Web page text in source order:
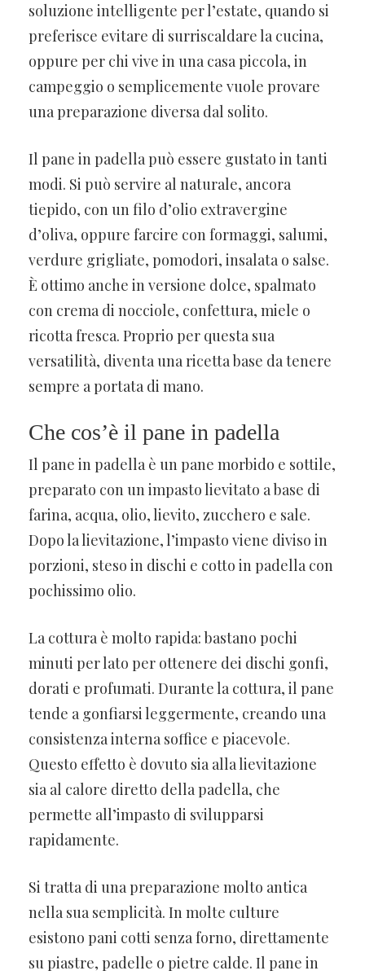
soluzione intelligente per l’estate, quando si
preferisce evitare di surriscaldare la cucina,
oppure per chi vive in una casa piccola, in
campeggio o semplicemente vuole provare
una preparazione diversa dal solito.
Il pane in padella può essere gustato in tanti
modi. Si può servire al naturale, ancora
tiepido, con un filo d’olio extravergine
d’oliva, oppure farcire con formaggi, salumi,
verdure grigliate, pomodori, insalata o salse.
È ottimo anche in versione dolce, spalmato
con crema di nocciole, confettura, miele o
ricotta fresca. Proprio per questa sua
versatilità, diventa una ricetta base da tenere
sempre a portata di mano.
Che cos’è il pane in padella
Il pane in padella è un pane morbido e sottile,
preparato con un impasto lievitato a base di
farina, acqua, olio, lievito, zucchero e sale.
Dopo la lievitazione, l’impasto viene diviso in
porzioni, steso in dischi e cotto in padella con
pochissimo olio.
La cottura è molto rapida: bastano pochi
minuti per lato per ottenere dei dischi gonfi,
dorati e profumati. Durante la cottura, il pane
tende a gonfiarsi leggermente, creando una
consistenza interna soffice e piacevole.
Questo effetto è dovuto sia alla lievitazione
sia al calore diretto della padella, che
permette all’impasto di svilupparsi
rapidamente.
Si tratta di una preparazione molto antica
nella sua semplicità. In molte culture
esistono pani cotti senza forno, direttamente
su piastre, padelle o pietre calde. Il pane in